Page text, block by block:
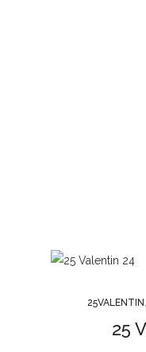
25VALENTIN
25